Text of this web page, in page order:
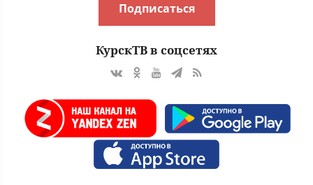
Подписаться
КурскТВ в соцсетях